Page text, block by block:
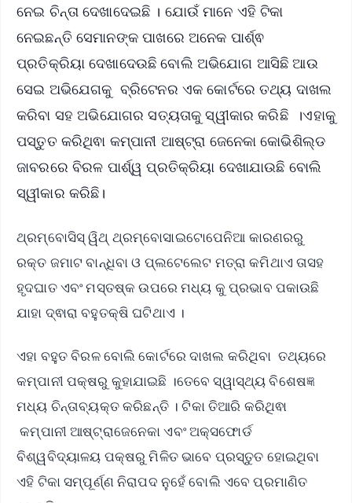
ନେଇ ଚିନ୍ତା ଦେଖାଦେଇଛି । ଯୋଉଁ ମାନେ ଏହି ଟିକା
ନେଇଛନ୍ତି ସେମାନଙ୍କ ପାଖରେ ଅନେକ ପାର୍ଶ୍ଵ
ପ୍ରତିକ୍ରିୟା ଦେଖାଦେଉଛି ବୋଲି ଅଭିଯୋଗ ଆସିଛି ଆଉ
ସେଇ ଅଭିଯେଗକୁ ବ୍ରିଟେନର ଏକ କୋର୍ଟରେ ତଥ୍ୟ ଦାଖଲ
କରିବା ସହ ଅଭିଯୋଗର ସତ୍ୟତାକୁ ସ୍ୱୀକାର କରିଛି ।ଏହାକୁ
ପସ୍ତୁତ କରିଥିଵା କମ୍ପାନୀ ଆଷ୍ଟ୍ରା ଜେନେକା କୋଭିଶିଲ୍ଡ
ଜାବରରେ ବିରଳ ପାର୍ଶ୍ୱ ପ୍ରତିକ୍ରିୟା ଦେଖାଯାଉଛି ବୋଲି
ସ୍ୱୀକାର କରିଛି।
ଥ୍ରମ୍ବୋସିସ୍ ୱିଥ୍ ଥ୍ରମ୍ବୋସାଇଟୋପେନିଆ କାରଣରରୁ
ରକ୍ତ ଜମାଟ ବାନ୍ଧିବା ଓ ପ୍ଲଟେଲେଟ ମତ୍ରା କମିଥାଏ ତାସହ
ହୃଦଘାତ ଏବଂ ମସ୍ତଷ୍କ ଉପରେ ମଧ୍ୟ କୁ ପ୍ରଭାବ ପକାଉଛି
ଯାହା ଦ୍ଵାରା ବହୁତକ୍ଷି ଘଟିଥାଏ ।
ଏହା ବହୁତ ବିରଳ ବୋଲି କୋର୍ଟରେ ଦାଖଲ କରିଥିବା ତଥ୍ୟରେ
କମ୍ପାନୀ ପକ୍ଷରୁ କୁହାଯାଇଛି ।ତେବେ ସ୍ୱାସ୍ଥ୍ୟ ବିଶେଷଜ୍ଞ
ମଧ୍ୟ ଚିନ୍ତାବ୍ୟକ୍ତ କରିଛନ୍ତି । ଟିକା ତିଆରି କରିଥିଵା
କମ୍ପାନୀ ଆଷ୍ଟ୍ରାଜେନେକା ଏବଂ ଅକ୍ସଫୋର୍ଡ
ବିଶ୍ୱବିଦ୍ୟାଳୟ ପକ୍ଷରୁ ମିଳିତ ଭାବେ ପ୍ରସ୍ତୁତ ହୋଇଥିବା
ଏହି ଟିକା ସମ୍ପୂର୍ଣ୍ଣ ନିରାପଦ ନୁହେଁ ବୋଲି ଏବେ ପ୍ରମାଣିତ